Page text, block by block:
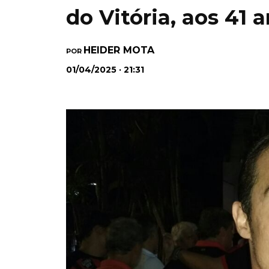
do Vitória, aos 41
POR HEIDER MOTA
01/04/2025 · 21:31